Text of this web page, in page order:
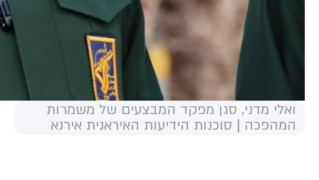
ואלי מדני, סגן מפקד המבצעים של משמרות
המהפכה | סוכנות הידיעות האיראנית אירנא